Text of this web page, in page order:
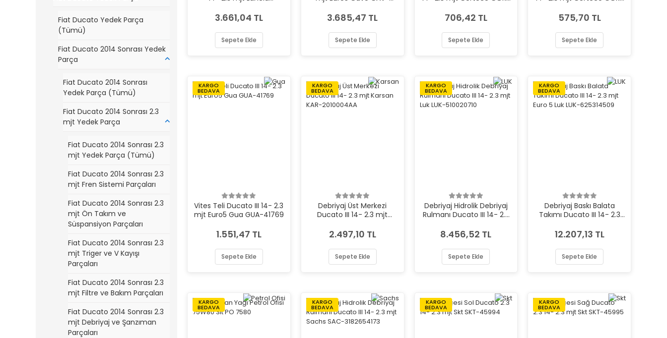
Fiat Ducato Yedek Parça
(Tümü)
Fiat Ducato 2014 Sonrası Yedek
Parça
Fiat Ducato 2014 Sonrası
Yedek Parça (Tümü)
Fiat Ducato 2014 Sonrası 2.3
mjt Yedek Parça
Fiat Ducato 2014 Sonrası 2.3
mjt Yedek Parça (Tümü)
Fiat Ducato 2014 Sonrası 2.3
mjt Fren Sistemi Parçaları
Fiat Ducato 2014 Sonrası 2.3
mjt Ön Takım ve
Süspansiyon Parçaları
Fiat Ducato 2014 Sonrası 2.3
mjt Triger ve V Kayışı
Parçaları
Fiat Ducato 2014 Sonrası 2.3
mjt Filtre ve Bakım Parçaları
Fiat Ducato 2014 Sonrası 2.3
mjt Debriyaj ve Şanzıman
Parçaları
3.661,04 TL
Sepete Ekle
3.685,47 TL
Sepete Ekle
706,42 TL
Sepete Ekle
575,70 TL
Sepete Ekle
KARGO
BEDAVA
Vites Teli Ducato III 14- 2.3
mjt Euro5 Gua GUA-41769
1.551,47 TL
Sepete Ekle
KARGO
BEDAVA
Debriyaj Üst Merkezi
Ducato III 14- 2.3 mjt
2.497,10 TL
Sepete Ekle
KARGO
BEDAVA
Debriyaj Hidrolik Debriyaj
Rulmanı Ducato III 14- 2.3
8.456,52 TL
Sepete Ekle
KARGO
BEDAVA
Debriyaj Baskı Balata
Takımı Ducato III 14- 2.3
625314509
12.207,13 TL
Sepete Ekle
KARGO
BEDAVA
KARGO
BEDAVA
KARGO
BEDAVA
KARGO
BEDAVA